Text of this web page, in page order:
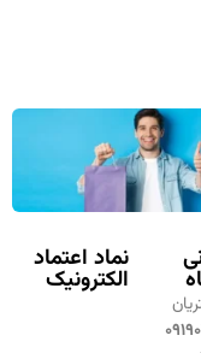
نماد اعتماد
الکترونیک